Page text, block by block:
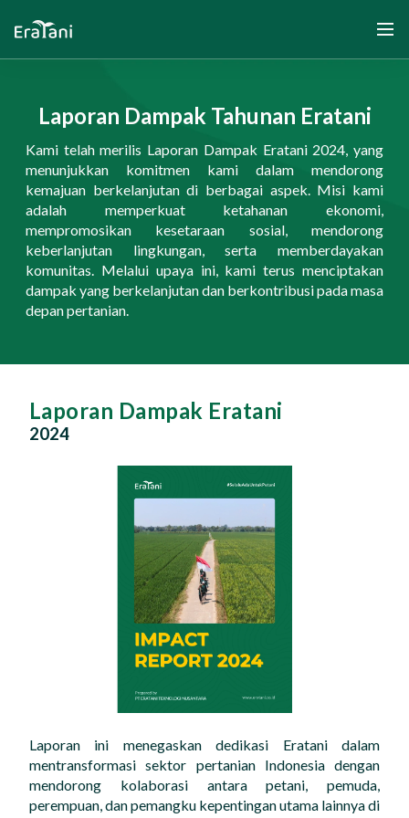
Beranda
Tentang Kami
Komunitas dan Program
Impact Report
Karir
ID EN
Laporan Dampak Tahunan Eratani
Kami telah merilis Laporan Dampak Eratani 2024, yang
menunjukkan komitmen kami dalam mendorong
kemajuan berkelanjutan di berbagai aspek. Misi kami
adalah memperkuat ketahanan ekonomi,
mempromosikan kesetaraan sosial, mendorong
keberlanjutan lingkungan, serta memberdayakan
komunitas. Melalui upaya ini, kami terus menciptakan
dampak yang berkelanjutan dan berkontribusi pada masa
depan pertanian.
Laporan Dampak Eratani
2024
Laporan ini menegaskan dedikasi Eratani dalam
mentransformasi sektor pertanian Indonesia dengan
mendorong kolaborasi antara petani, pemuda,
perempuan, dan pemangku kepentingan utama lainnya di